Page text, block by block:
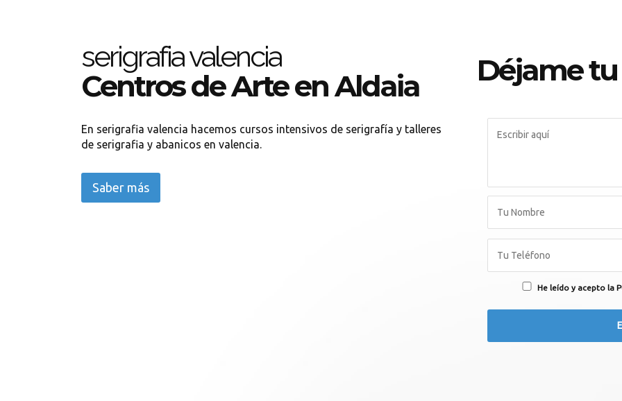
serigrafia valencia
Centros de Arte en Aldaia
En serigrafia valencia hacemos cursos intensivos de serigrafía y talleres
de serigrafia y abanicos en valencia.
Saber más
Déjame tu
He leído y acepto la